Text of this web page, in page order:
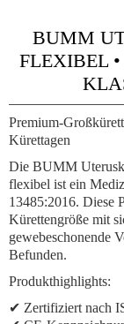
BUMM
FLEXIBEL
Premium-
Kürettagen
Die BUMM
flexibel ist ein
13485:2016. Diese
Kürettengröße mit
gewebeschonende
Befunden.
Produkthighlights:
✔ Zertifiziert nach